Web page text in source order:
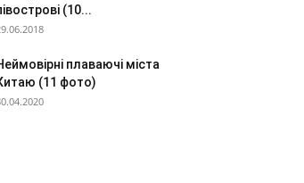
(10...
плаваючі міста
(11 фото)